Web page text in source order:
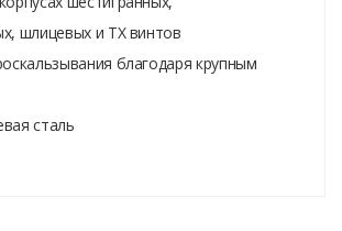
шлицевых и TX винтов
благодаря крупным
сталь